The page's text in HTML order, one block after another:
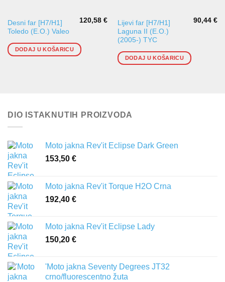
Desni far [H7/H1]
Toledo (E.O.) Valeo
120,58€
DODAJ U KOŠARICU
Lijevi far [H7/H1]
Laguna II (E.O.)
(2005-) TYC
90,44€
DODAJ U KOŠARICU
DIO ISTAKNUTIH PROIZVODA
Moto jakna Rev'it Eclipse Dark Green
153,50 €
Moto jakna Rev'it Torque H2O Crna
192,40 €
Moto jakna Rev'it Eclipse Lady
150,20 €
'Moto jakna Seventy Degrees JT32
crno/fluorescentno žuta